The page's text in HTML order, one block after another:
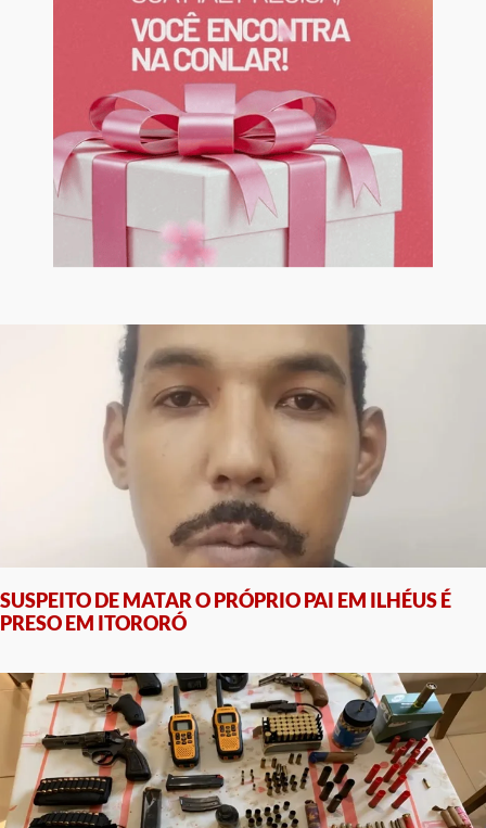
SUSPEITO DE MATAR O PRÓPRIO PAI EM ILHÉUS É
PRESO EM ITORORÓ